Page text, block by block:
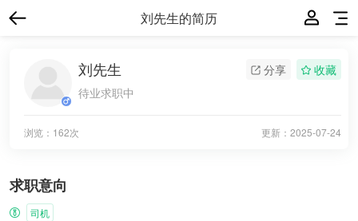
刘先生的简历
分享 收藏
刘先生
待业求职中
更新： 2025-07-24
浏览：162次
求职意向
司机